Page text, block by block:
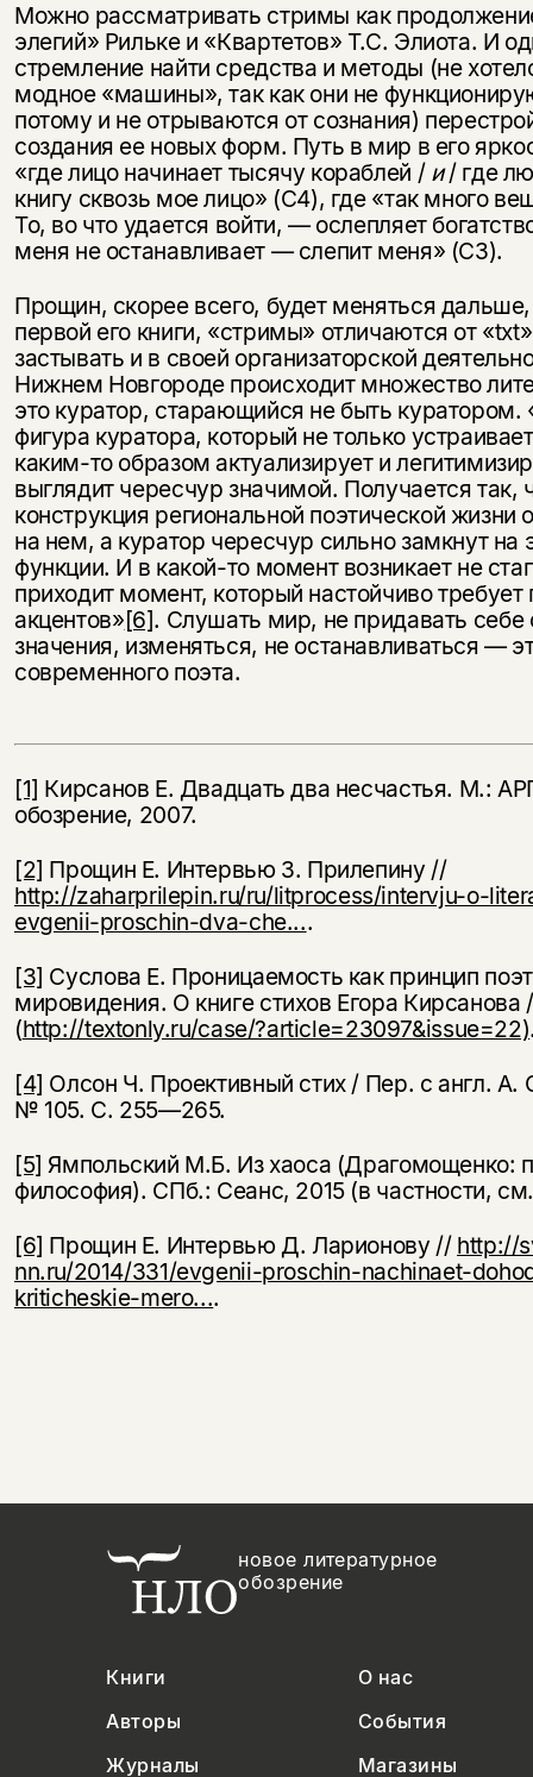
Можно рассматривать стримы как
элегий» Рильке и «Квартетов» Т.С. Элиота. И
стремление найти средства и методы (не
модное «машины», так как они не
потому и не отрываются от сознания)
создания ее новых форм. Путь в мир в его
«где лицо начинает тысячу кораблей / и/ где
книгу сквозь мое лицо» (С4), где «так много
То, во что удается войти, — ослепляет
меня не останавливает — слепит меня» (С3).
Прощин, скорее всего, будет меняться
первой его книги, «стримы» отличаются от
застывать и в своей организаторской
Нижнем Новгороде происходит множество
это куратор, старающийся не быть куратором.
фигура куратора, который не только
каким-то образом актуализирует и
выглядит чересчур значимой. Получается так,
конструкция региональной поэтической жизни
на нем, а куратор чересчур сильно замкнут на
функции. И в какой-то момент возникает не
приходит момент, который настойчиво требует
акцентов»[6]. Слушать мир, не придавать
значения, изменяться, не останавливаться —
современного поэта.
[1] Кирсанов Е. Двадцать два несчастья. М.:
обозрение, 2007.
[2] Прощин Е. Интервью З. Прилепину //
http://zaharprilepin.ru/ru/litprocess/intervju-o-
evgenii-proschin-dva-che....
[3] Суслова Е. Проницаемость как принцип
мировидения. О книге стихов Егора
(http://textonly.ru/case/?article=23097&issue=22)
[4] Олсон Ч. Проективный стих / Пер. с англ.
№ 105. С. 255—265.
[5] Ямпольский М.Б. Из хаоса (Драгомощенко:
философия). СПб.: Сеанс, 2015 (в частности,
[6] Прощин Е. Интервью Д. Ларионову // http://
nn.ru/2014/331/evgenii-proschin-nachinaet-
kriticheskie-mero....
новое литературное
обозрение
Книги
О нас
Авторы
События
Журналы
Магазины